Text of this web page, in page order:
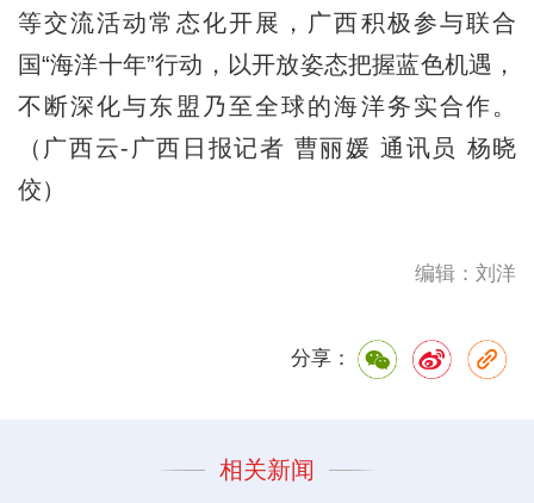
等交流活动常态化开展，广西积极参与联合
国“海洋十年”行动，以开放姿态把握蓝色机遇，
不断深化与东盟乃至全球的海洋务实合作。
（广西云-广西日报记者 曹丽媛 通讯员 杨晓
佼）
编辑：刘洋
分享：
相关新闻